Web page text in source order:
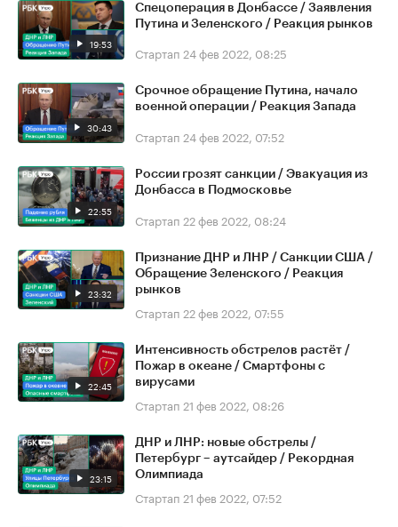
19:53
Спецоперация в Донбассе / Заявления
Путина и Зеленского / Реакция рынков
Стартап 24 фев 2022, 08:25
30:43
Срочное обращение Путина, начало
военной операции / Реакция Запада
Стартап 24 фев 2022, 07:52
22:55
России грозят санкции / Эвакуация из
Донбасса в Подмосковье
Стартап 22 фев 2022, 08:24
23:32
Признание ДНР и ЛНР / Санкции США /
Обращение Зеленского / Реакция
рынков
Стартап 22 фев 2022, 07:55
22:45
Интенсивность обстрелов растёт /
Пожар в океане / Смартфоны с
вирусами
Стартап 21 фев 2022, 08:26
23:15
ДНР и ЛНР: новые обстрелы /
Петербург – аутсайдер / Рекордная
Олимпиада
Стартап 21 фев 2022, 07:52